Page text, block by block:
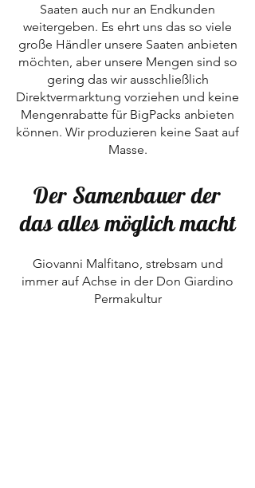
Saaten auch nur an Endkunden
weitergeben. Es ehrt uns das so viele
große Händler unsere Saaten anbieten
möchten, aber unsere Mengen sind so
gering das wir ausschließlich
Direktvermarktung vorziehen und keine
Mengenrabatte für BigPacks anbieten
können. Wir produzieren keine Saat auf
Masse.
Der Samenbauer der
das alles möglich macht
Giovanni Malfitano, strebsam und
immer auf Achse in der Don Giardino
Permakultur